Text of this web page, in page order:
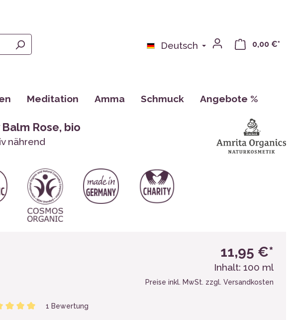
Deutsch 0,00 €*
Meditation Amma Schmuck Angebote %
Räucherstäbchen
Augenkissen
CDs
Rose, bio
nährend
11,95 €*
Inhalt: 100 ml
Preise inkl. MwSt. zzgl. Versandkosten
1 Bewertung